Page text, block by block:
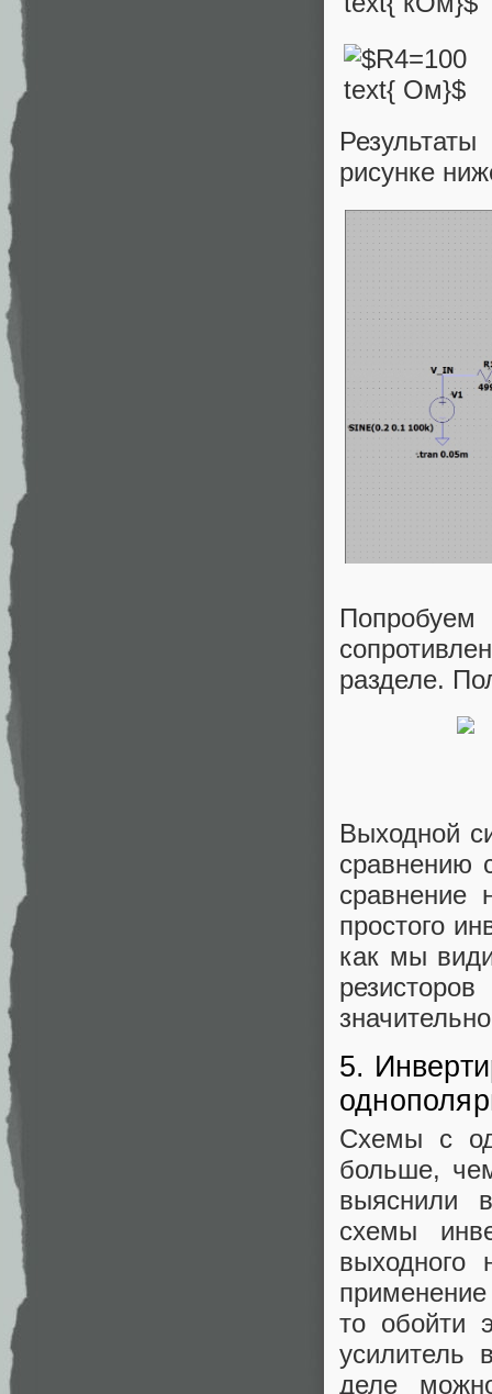
рисунке
разделе.
Выходной
сравнению
сравнение
простого
как мы
5.
Схемы с
больше,
выяснили
схемы
выходного
то обойти
усилитель
деле